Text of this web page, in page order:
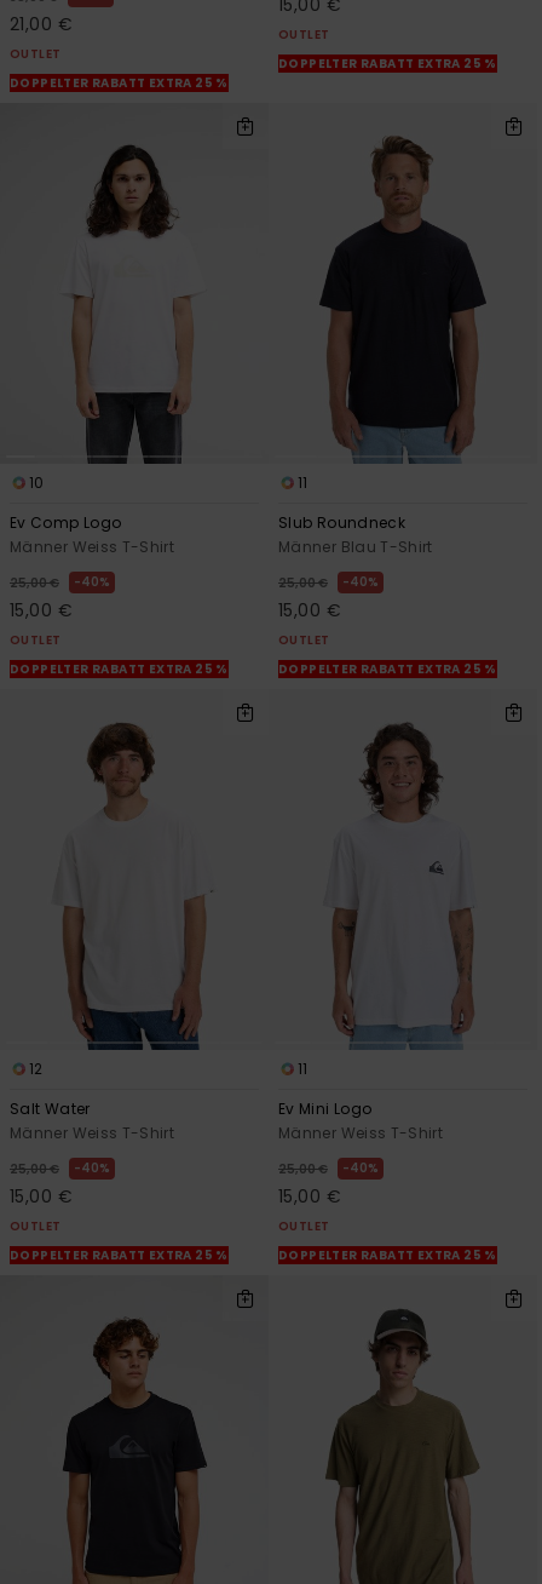
21,00 €
OUTLET
DOPPELTER RABATT EXTRA 25 %
OUTLET
DOPPELTER RABATT EXTRA 25 %
10
Ev Comp Logo
Männer Weiss T-Shirt
25,00 € 40%
15,00 €
OUTLET
DOPPELTER RABATT EXTRA 25 %
11
Slub Roundneck
Männer Blau T-Shirt
25,00 € 40%
15,00 €
OUTLET
DOPPELTER RABATT EXTRA 25 %
12
Salt Water
Männer Weiss T-Shirt
25,00 € 40%
15,00 €
OUTLET
DOPPELTER RABATT EXTRA 25 %
11
Ev Mini Logo
Männer Weiss T-Shirt
25,00 € 40%
15,00 €
OUTLET
DOPPELTER RABATT EXTRA 25 %